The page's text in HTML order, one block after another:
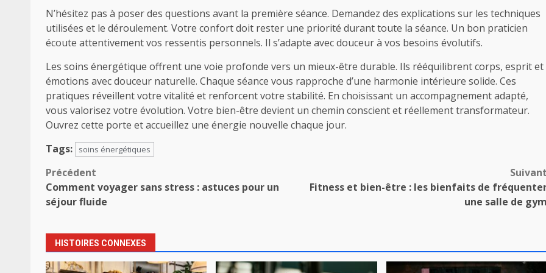
N’hésitez pas à poser des questions avant la première séance. Demandez des explications sur les techniques
utilisées et le déroulement. Votre confort doit rester une priorité durant toute la séance. Un bon praticien
écoute attentivement vos ressentis personnels. Il s’adapte avec douceur à vos besoins évolutifs.
Les soins énergétique offrent une voie profonde vers un mieux-être durable. Ils rééquilibrent corps, esprit et
émotions avec douceur naturelle. Chaque séance vous rapproche d’une harmonie intérieure solide. Ces
pratiques réveillent votre vitalité et renforcent votre stabilité. En choisissant un accompagnement adapté,
vous valorisez votre évolution. Votre bien-être devient un chemin conscient et réellement transformateur.
Ouvrez cette porte et accueillez une énergie nouvelle chaque jour.
Tags:
soins énergétiques
Navigation
d’article
Précédent
Comment voyager sans stress : astuces pour un
séjour fluide
Suivant
Fitness et bien-être : les bienfaits de
une salle de gym
HISTOIRES CONNEXES